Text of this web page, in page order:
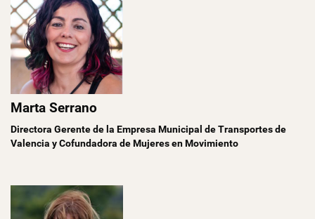
Marta Serrano
Directora Gerente de la Empresa Municipal de Transportes de
Valencia y Cofundadora de Mujeres en Movimiento